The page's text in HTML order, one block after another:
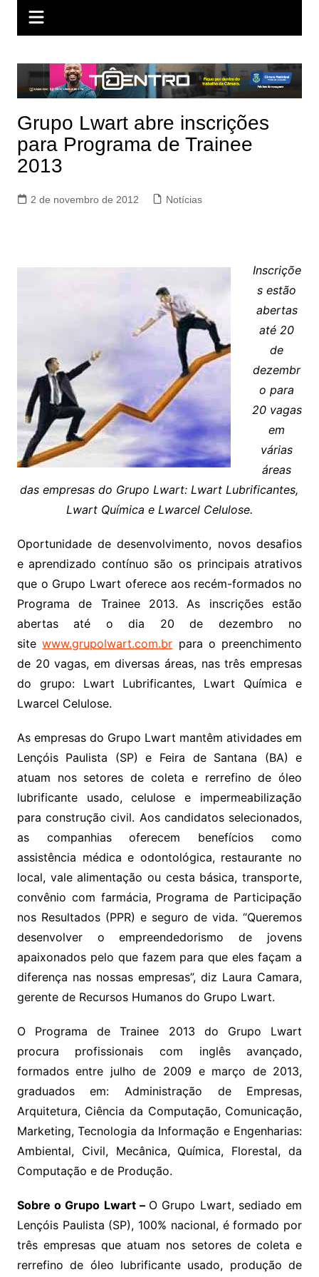
Grupo Lwart abre inscrições
para Programa de Trainee
2013
2 de novembro de 2012 Notícias
Inscriçõe
s estão
abertas
até 20
de
dezembr
o para
20 vagas
em
várias
áreas
das empresas do Grupo Lwart: Lwart Lubrificantes,
Lwart Química e Lwarcel Celulose.
Oportunidade de desenvolvimento, novos desafios
e aprendizado contínuo são os principais atrativos
que o Grupo Lwart oferece aos recém-formados no
Programa de Trainee 2013. As inscrições estão
abertas até o dia 20 de dezembro no
sitewww.grupolwart.com.br para o preenchimento
de 20 vagas, em diversas áreas, nas três empresas
do grupo: Lwart Lubrificantes, Lwart Química e
Lwarcel Celulose.
As empresas do Grupo Lwart mantêm atividades em
Lençóis Paulista (SP) e Feira de Santana (BA) e
atuam nos setores de coleta e rerrefino de óleo
lubrificante usado, celulose e impermeabilização
para construção civil. Aos candidatos selecionados,
as companhias oferecem benefícios como
assistência médica e odontológica, restaurante no
local, vale alimentação ou cesta básica, transporte,
convênio com farmácia, Programa de Participação
nos Resultados (PPR) e seguro de vida. “Queremos
desenvolver o empreendedorismo de jovens
apaixonados pelo que fazem para que eles façam a
diferença nas nossas empresas”, diz Laura Camara,
gerente de Recursos Humanos do Grupo Lwart.
O Programa de Trainee 2013 do Grupo Lwart
procura profissionais com inglês avançado,
formados entre julho de 2009 e março de 2013,
graduados em: Administração de Empresas,
Arquitetura, Ciência da Computação, Comunicação,
Marketing, Tecnologia da Informação e Engenharias:
Ambiental, Civil, Mecânica, Química, Florestal, da
Computação e de Produção.
Sobre o Grupo Lwart – O Grupo Lwart, sediado em
Lençóis Paulista (SP), 100% nacional, é formado por
três empresas que atuam nos setores de coleta e
rerrefino de óleo lubrificante usado, produção de